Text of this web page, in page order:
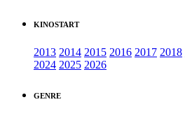
KINOSTART
2013 2014 2015 2016 2017 2018
2024 2025 2026
GENRE